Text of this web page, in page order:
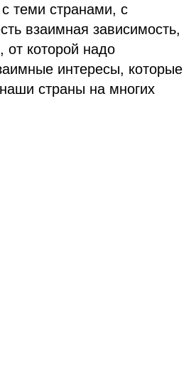
теми странами, с
взаимная зависимость,
от которой надо
интересы, которые
страны на многих